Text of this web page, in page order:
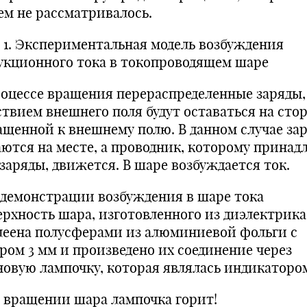
не рассматривалось.
Экспериментальная модель возбуждения
тока в токопроводящем шаре
вращения перераспределенные
внешнего поля будут оставаться на
к внешнему полю. В данном случае
на месте, а проводник, которому
движется. В шаре возбуждается ток.
возбуждения в шаре тока
шара, изготовленного из
полусферами из алюминиевой фольги с
3 мм и произведено их соединение через
лампочку, которая являлась
шара лампочка горит!